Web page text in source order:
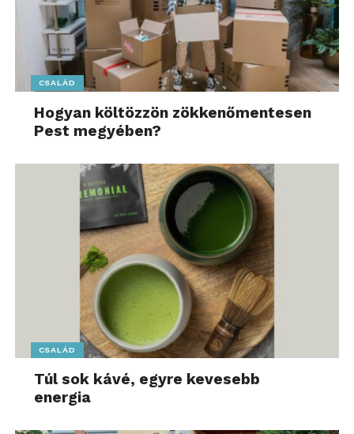
CSALÁD
Hogyan költözzön zökkenőmentesen
Pest megyében?
CSALÁD
Túl sok kávé, egyre kevesebb
energia